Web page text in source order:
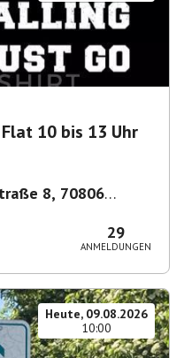
🏸SONNTAG Badminton Flat 10 bis 13 Uhr
8, 70806
29
ANMELDUNGEN
Heute, 09.08.2026
10:00